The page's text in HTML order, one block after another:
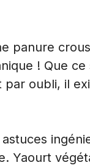
panure
! Que
par oubli, il
Yaourt